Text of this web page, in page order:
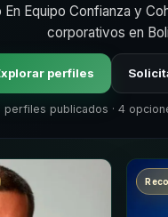
En Equipo Confianza y
corporativos en
perfiles
perfiles publicados · 4